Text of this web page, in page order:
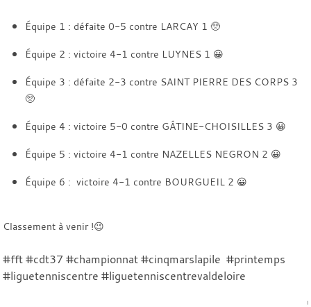
Équipe 1 : défaite 0-5 contre LARCAY 1 🥺
Équipe 2 : victoire 4-1 contre LUYNES 1 😀
Équipe 3 : défaite 2-3 contre SAINT PIERRE DES CORPS 3
🥺
Équipe 4 : victoire 5-0 contre GÂTINE-CHOISILLES 3 😀
Équipe 5 : victoire 4-1 contre NAZELLES NEGRON 2 😀
Équipe 6 : victoire 4-1 contre BOURGUEIL 2 😀
Classement à venir !😉
#fft #cdt37 #championnat #cinqmarslapile #printemps
#liguetenniscentre #liguetenniscentrevaldeloire